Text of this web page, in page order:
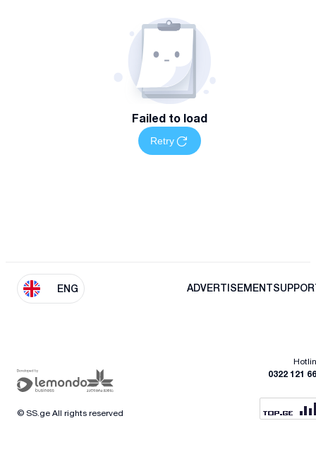
Failed to load
Retry
ENG ADVERTISEMENT
0322 121
© SS.ge All rights reserved